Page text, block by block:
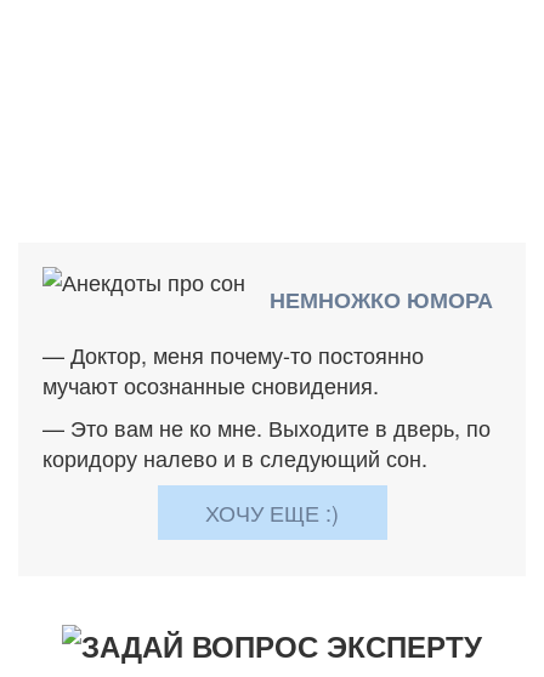
НЕМНОЖКО ЮМОРА
— Доктор, меня почему-то постоянно
мучают осознанные сновидения.
— Это вам не ко мне. Выходите в дверь, по
коридору налево и в следующий сон.
ХОЧУ ЕЩЕ :)